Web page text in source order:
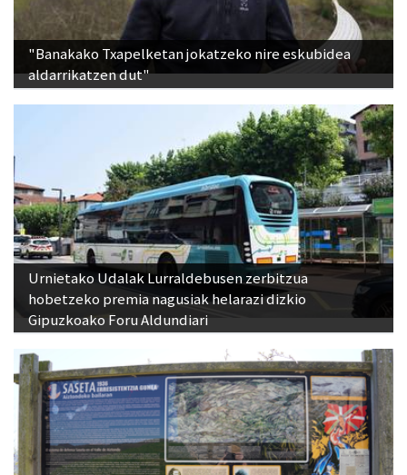
"Banakako Txapelketan jokatzeko nire eskubidea
aldarrikatzen dut"
Urnietako Udalak Lurraldebusen zerbitzua
hobetzeko premia nagusiak helarazi dizkio
Gipuzkoako Foru Aldundiari